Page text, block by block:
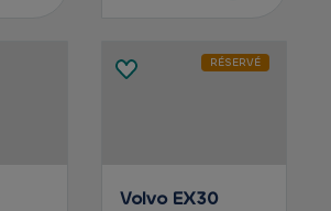
RÉSERVÉ
Volvo EX30